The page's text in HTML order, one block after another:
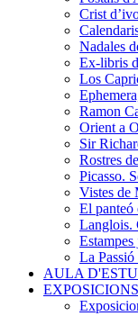
Crist
Nadales
Ex-libris
Los
Ramon
Orient a
Sir
Rostres
Picasso.
Vistes de
El panteó
Langlois.
Estampes
La
AULA
EXPOSICIONS